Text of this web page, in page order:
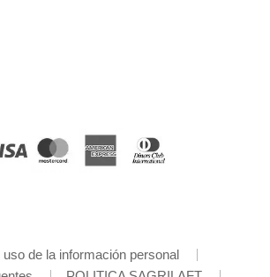
de la información personal